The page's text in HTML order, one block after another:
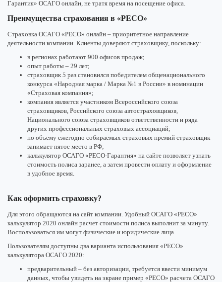
Гарантия» ОСАГО онлайн, не тратя время на посещение офиса.
Преимущества страхования в «РЕСО»
Страховка ОСАГО «РЕСО» онлайн – приоритетное направление
деятельности компании. Клиенты доверяют страховщику, поскольку:
в регионах работают 900 офисов продаж;
опыт работы – 29 лет;
страховщик 5 раз становился победителем общенационального
конкурса «Народная марка / Марка №1 в России» в номинации
«Страховая компания»;
компания является участником Всероссийского союза
страховщиков, Российского союза автостраховщиков,
Национального союза страховщиков ответственности и ряда
других профессиональных страховых ассоциаций;
по объему ежегодно собираемых страховых премий страховщик
занимает пятое место в РФ;
калькулятор ОСАГО «РЕСО-Гарантия» на сайте позволяет узнать
стоимость полиса заранее, а затем провести оплату и оформление
в удобное время.
Как оформить страховку?
Для этого обращаются на сайт компании. Удобный ОСАГО «РЕСО»
калькулятор 2020 онлайн расчет стоимости полиса выполнит за минуту.
Воспользоваться им могут физические и юридические лица.
Пользователям доступны два варианта использования «РЕСО»
калькулятора ОСАГО 2020:
предварительный – без авторизации, требуется ввести минимум
данных, чтобы увидеть на экране пример «РЕСО» расчета ОСАГО